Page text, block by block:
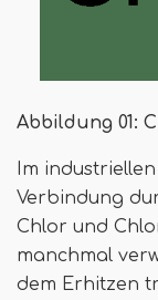
Abbildung 01:
Im
Verbindung
Chlor und
manchmal
dem Erhitzen